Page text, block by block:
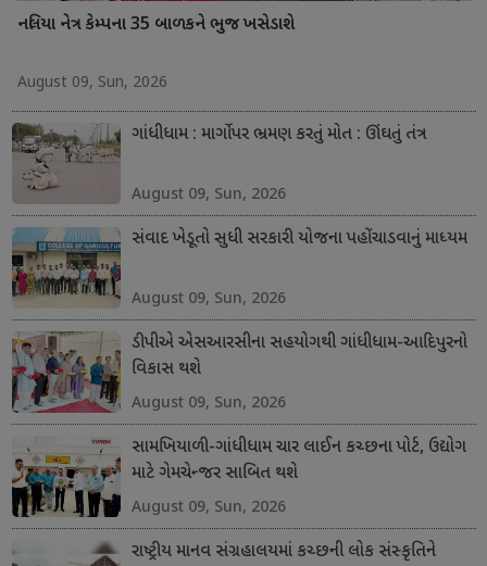
નલિયા નેત્ર કેમ્પના 35 બાળકને ભુજ ખસેડાશે
August 09, Sun, 2026
ગાંધીધામ : માર્ગો પર ભ્રમણ કરતું મોત : ઊંઘતું તંત્ર
August 09, Sun, 2026
સંવાદ ખેડૂતો સુધી સરકારી યોજના પહોંચાડવાનું માધ્યમ
August 09, Sun, 2026
ડીપીએ એસઆરસીના સહયોગથી ગાંધીધામ-આદિપુરનો
વિકાસ થશે
August 09, Sun, 2026
સામખિયાળી-ગાંધીધામ ચાર લાઈન કચ્છના પોર્ટ, ઉદ્યોગ
માટે ગેમચેન્જર સાબિત થશે
August 09, Sun, 2026
રાષ્ટ્રીય માનવ સંગ્રહાલયમાં કચ્છની લોક સંસ્કૃતિને